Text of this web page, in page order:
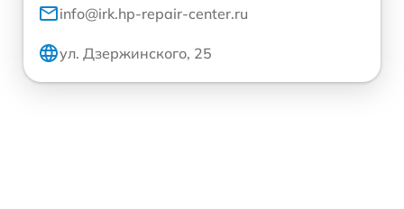
info@irk.hp-repair-center.ru
ул. Дзержинского, 25